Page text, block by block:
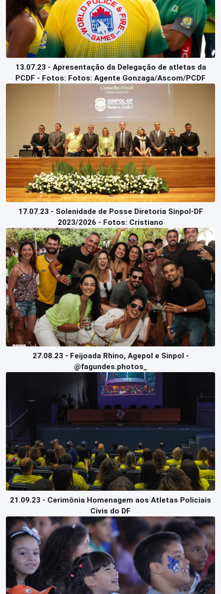
13.07.23 - Apresentação da Delegação de atletas da
PCDF - Fotos: Fotos: Agente Gonzaga/Ascom/PCDF
17.07.23 - Solenidade de Posse Diretoria Sinpol-DF
2023/2026 - Fotos: Cristiano
27.08.23 - Feijoada Rhino, Agepol e Sinpol -
@fagundes.photos_
21.09.23 - Cerimônia Homenagem aos Atletas Policiais
Civis do DF